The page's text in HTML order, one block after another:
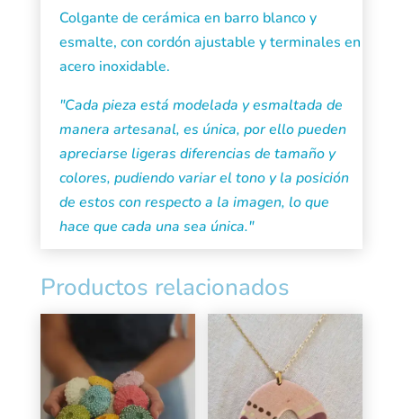
Rosita
Colgante de cerámica en barro blanco y
esmalte, con cordón ajustable y terminales en
acero inoxidable.
"Cada pieza está modelada y esmaltada de
manera artesanal, es única, por ello pueden
apreciarse ligeras diferencias de tamaño y
colores, pudiendo variar el tono y la posición
de estos con respecto a la imagen, lo que
hace que cada una sea única."
Productos relacionados